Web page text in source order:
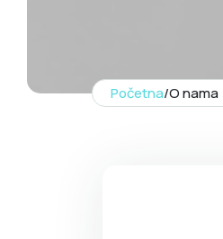
Početna/O nama